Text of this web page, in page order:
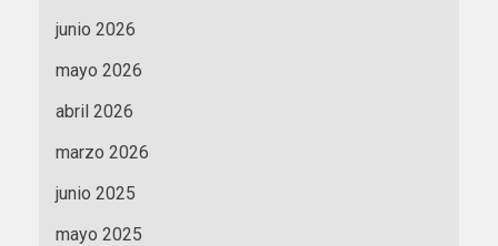
junio 2026
mayo 2026
abril 2026
marzo 2026
junio 2025
mayo 2025